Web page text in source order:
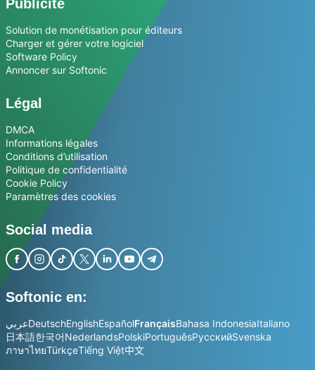
Publicité
Solution de monétisation pour éditeurs
Charger et gérer votre logiciel
Software Policy
Annoncer sur Softonic
Légal
DMCA
Informations légales
Conditions d’utilisation
Politique de confidentialité
Cookie Policy
Paramètres des cookies
Social media
Softonic en:
عربيDeutschEnglishEspañolFrançaisBahasa IndonesiaItaliano
日本語한국어NederlandsPolskiPortuguêsРусскийSvenska
ภาษาไทยTürkçeTiếng Việt中文